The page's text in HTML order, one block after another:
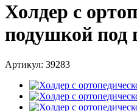
Холдер с
подушкой под
Артикул: 39283